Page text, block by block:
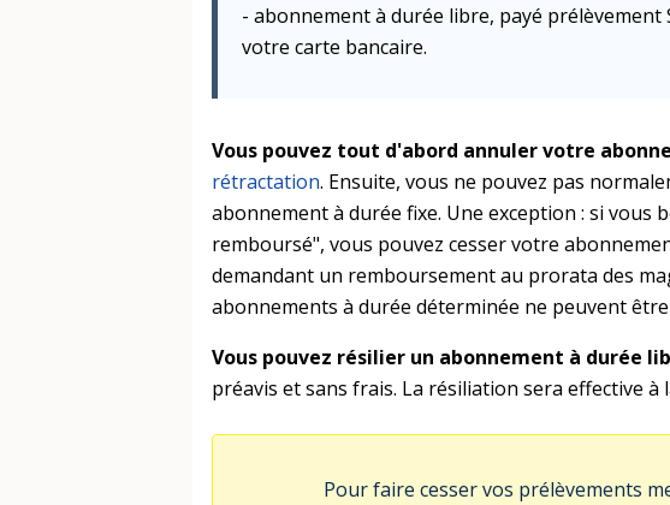
- abonnement à durée libre, payé prélèvement
votre carte bancaire.
Vous pouvez tout d'abord annuler votre
rétractation. Ensuite, vous ne pouvez pas
abonnement à durée fixe. Une exception : si vous
remboursé", vous pouvez cesser votre
demandant un remboursement au prorata des
abonnements à durée déterminée ne peuvent
Vous pouvez résilier un abonnement à durée
préavis et sans frais. La résiliation sera effective à
Pour faire cesser vos prélèvements